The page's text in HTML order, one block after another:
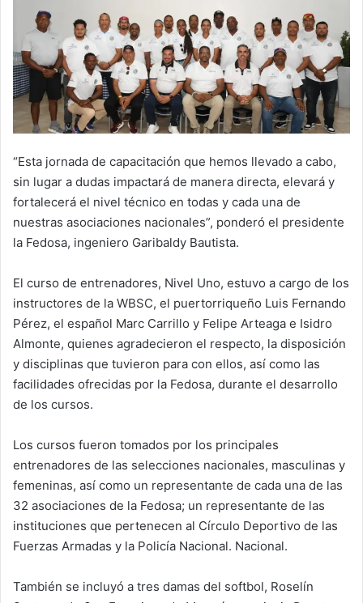
“Esta jornada de capacitación que hemos llevado a cabo,
sin lugar a dudas impactará de manera directa, elevará y
fortalecerá el nivel técnico en todas y cada una de
nuestras asociaciones nacionales”, ponderó el presidente
la Fedosa, ingeniero Garibaldy Bautista.
El curso de entrenadores, Nivel Uno, estuvo a cargo de los
instructores de la WBSC, el puertorriqueño Luis Fernando
Pérez, el español Marc Carrillo y Felipe Arteaga e Isidro
Almonte, quienes agradecieron el respecto, la disposición
y disciplinas que tuvieron para con ellos, así como las
facilidades ofrecidas por la Fedosa, durante el desarrollo
de los cursos.
Los cursos fueron tomados por los principales
entrenadores de las selecciones nacionales, masculinas y
femeninas, así como un representante de cada una de las
32 asociaciones de la Fedosa; un representante de las
instituciones que pertenecen al Círculo Deportivo de las
Fuerzas Armadas y la Policía Nacional. Nacional.
También se incluyó a tres damas del softbol, Roselín